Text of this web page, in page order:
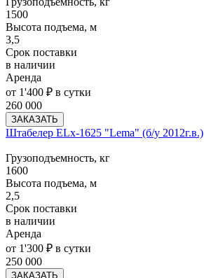
1500
Высота подъема, м
3,5
Срок поставки
в наличии
Аренда
от 1'400 ₽ в сутки
260 000
ЗАКАЗАТЬ
Штабелер ELx-1625 "Lema" (б/у 2012г.в.)
Грузоподъемность, кг
1600
Высота подъема, м
2,5
Срок поставки
в наличии
Аренда
от 1'300 ₽ в сутки
250 000
ЗАКАЗАТЬ